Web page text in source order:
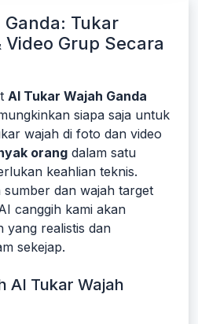
Ganda: Tukar
Video Grup Secara
AI Tukar Wajah Ganda
siapa saja untuk
wajah di foto dan video
orang dalam satu
keahlian teknis.
dan wajah target
canggih kami akan
yang realistis dan
sekejap.
AI Tukar Wajah